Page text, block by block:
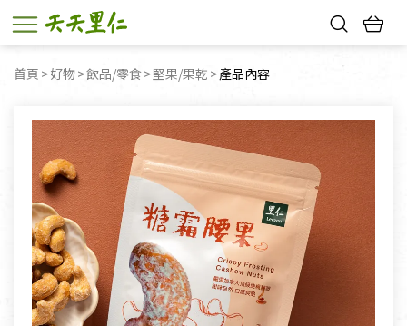
首頁 好物 飲品/零食 堅果/果乾 目前頁面：
產品內容